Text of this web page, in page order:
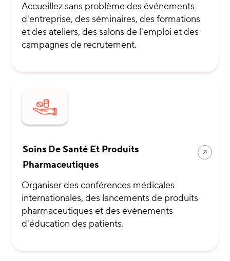
Accueillez sans problème des événements
d'entreprise, des séminaires, des formations
et des ateliers, des salons de l'emploi et des
campagnes de recrutement.
Soins De Santé Et Produits
Pharmaceutiques
Organiser des conférences médicales
internationales, des lancements de produits
pharmaceutiques et des événements
d'éducation des patients.